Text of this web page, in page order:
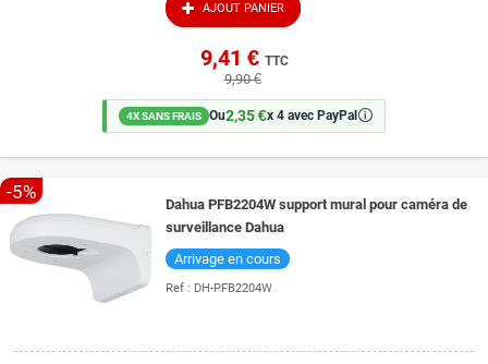
AJOUT PANIER
9,41 € TTC
9,90 €
4X SANS FRAIS Ou2,35 €x 4 avec PayPal 🛈
-5%
Dahua PFB2204W support mural pour caméra de
surveillance Dahua
Arrivage en cours
Ref : DH-PFB2204W